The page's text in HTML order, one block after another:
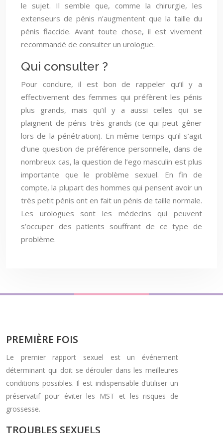
le sujet. Il semble que, comme la chirurgie, les
extenseurs de pénis n’augmentent que la taille du
pénis flaccide. Avant toute chose, il est vivement
recommandé de consulter un urologue.
Qui consulter ?
Pour conclure, il est bon de rappeler qu’il y a
effectivement des femmes qui préfèrent les pénis
plus grands, mais qu’il y a aussi celles qui se
plaignent de pénis très grands (ce qui peut gêner
lors de la pénétration). En même temps qu’il s’agit
d’une question de préférence personnelle, dans de
nombreux cas, la question de l’ego masculin est plus
importante que le problème sexuel. En fin de
compte, la plupart des hommes qui pensent avoir un
très petit pénis ont en fait un pénis de taille normale.
Les urologues sont les médecins qui peuvent
s’occuper des patients souffrant de ce type de
problème.
PREMIÈRE FOIS
Le premier rapport sexuel est un événement
déterminant qui doit se dérouler dans les meilleures
conditions possibles. Il est indispensable d’utiliser un
préservatif pour éviter les MST et les risques de
grossesse.
TROUBLES SEXUELS